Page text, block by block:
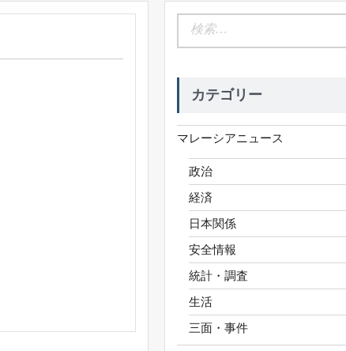
カテゴリー
マレーシアニュース
政治
経済
日本関係
安全情報
統計・調査
生活
三面・事件